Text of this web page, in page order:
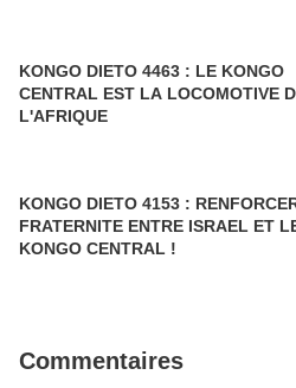
KONGO DIETO 4463 : LE KONGO
CENTRAL EST LA LOCOMOTIVE
L'AFRIQUE
KONGO DIETO 4153 :
FRATERNITE ENTRE ISRAEL ET
KONGO CENTRAL !
Commentaires